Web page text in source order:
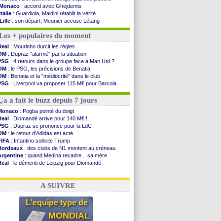
: accord avec Ghejdemis
: Guardiola, Maldini rétablit la vérité
Lille : son départ, Meunier accuse Létang
FIFA: Infantino ne démissionnera pas
Barça: Flick esquive pour Ferran Torres
Liverpool: Araujo, une option d'achat à 55 M€
Lens: inquiétude pour Édouard
Man Utd: Vitek vendu à Middlesbrough (off.)
PSV : Sano recruté pour 14,5 M€ (officiel)
OM : Coventry pense à Angel Gomes
: Rafel Pol satisfait des progrès
: le Barça vainqueur puis battu
: Calhanoglu prêt à prolonger
: Abdelmonem veut rester
: le classement complet
: les résultats de la soirée
: Le Havre renversé par Oviedo
: Nice battu aux tirs au but
: Ivanovic proche de Lens
Voir les brèves précédentes
+ populaires du moment
: Mourinho durcit les règles
: Dupraz "alarmé" par la situation
: 4 retours dans le groupe face à Man Utd ?
: le PSG, les précisions de Benatia
: Benatia et la "médiocrité" dans le club
: Liverpool va proposer 115 M€ pour Barcola
: Côme pousse pour Gouiri
a fait le buzz depuis 7 jours
: Pogba pointé du doigt
: Diomandé arrive pour 140 M€ !
: Dupraz se prononce pour la LdC
: le retour d'Adidas est acté
: Infantino sollicite Trump
: des clubs de N1 montent au créneau
: quand Medina recadre... sa mère
: le démenti de Leipzig pour Diomandé
: Paixão attire un 2e club anglais
A SUIVRE
L'equipe type de
MONDIAL